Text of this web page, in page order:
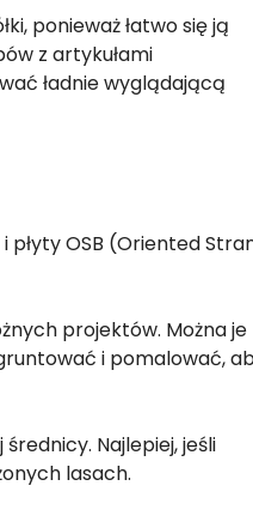
ponieważ łatwo się ją
z artykułami
ładnie wyglądającą
płyty OSB (Oriented
projektów. Można je
i pomalować,
Najlepiej, jeśli
lasach.